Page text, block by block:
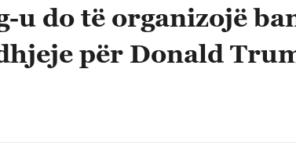
u do të organizojë
për Donald